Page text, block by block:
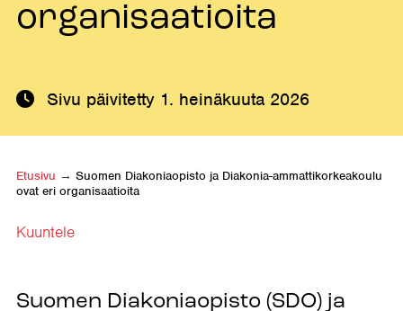
organisaatioita
Sivu päivitetty 1. heinäkuuta 2026
Etusivu → Suomen Diakoniaopisto ja Diakonia-ammattikorkeakoulu
ovat eri organisaatioita
Kuuntele
Suomen Diakoniaopisto (SDO) ja